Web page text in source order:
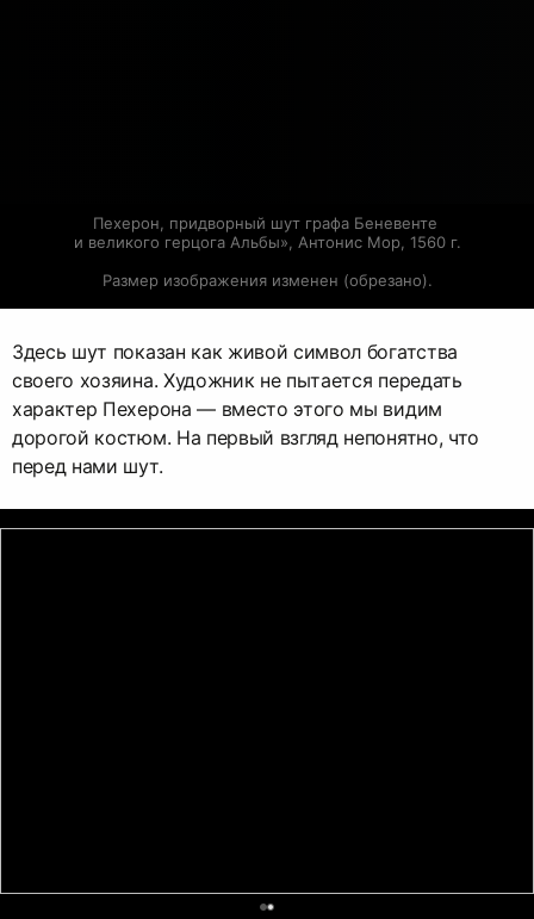
Пехерон, придворный шут графа Беневенте
и великого герцога Альбы», Антонис Мор, 1560 г.
Размер изображения изменен (обрезано).
Здесь шут показан как живой символ богатства
своего хозяина. Художник не пытается передать
характер Пехерона — вместо этого мы видим
дорогой костюм. На первый взгляд непонятно, что
перед нами шут.